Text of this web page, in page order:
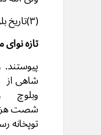
(۳)تاریخ بلوچستان ۱۹۶.
تازه
شاهی
وبلوچ
شصت
توپخانه